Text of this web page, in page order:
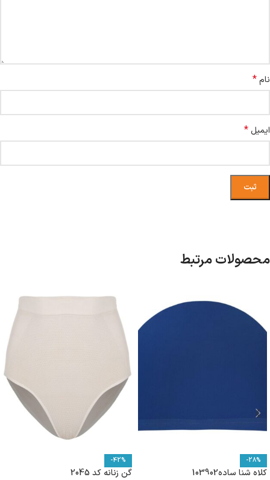
نام*
ایمیل *
محصولات مرتبط
-28%
کلاه شنا ساده103902
-42%
گن زنانه کد 2045